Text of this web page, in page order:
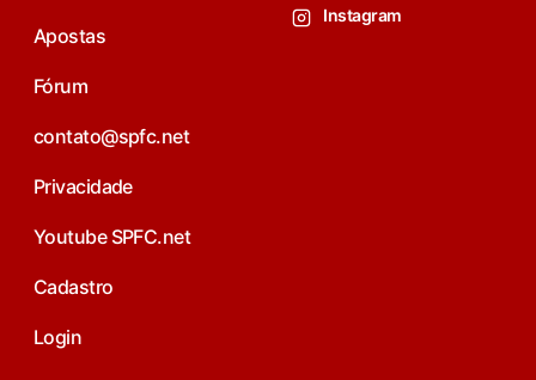
Apostas
Fórum
contato@spfc.net
Privacidade
Youtube SPFC.net
Cadastro
Login
Instagram